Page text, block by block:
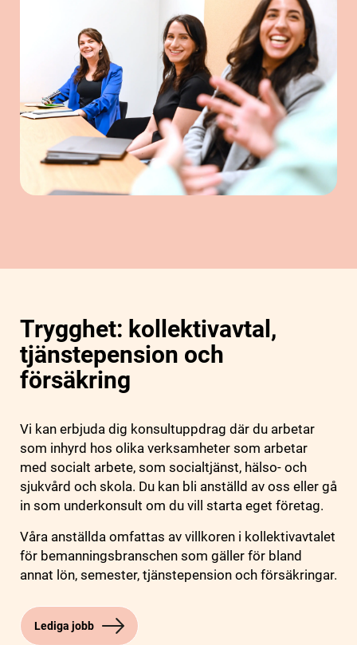
Trygghet: kollektivavtal,
tjänstepension och
försäkring
Vi kan erbjuda dig konsultuppdrag där du arbetar
som inhyrd hos olika verksamheter som arbetar
med socialt arbete, som socialtjänst, hälso- och
sjukvård och skola. Du kan bli anställd av oss eller gå
in som underkonsult om du vill starta eget företag.
Våra anställda omfattas av villkoren i kollektivavtalet
för bemanningsbranschen som gäller för bland
annat lön, semester, tjänstepension och försäkringar.
Lediga jobb